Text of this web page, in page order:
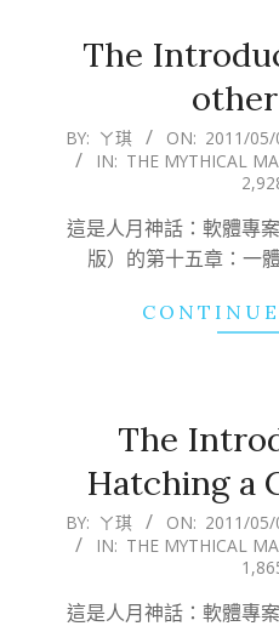
The
2011-
05-
BY: ㄚ琪 ON: 2011/05/
IN: THE MYTHICAL
這是人月神話：軟體專
版）的第十五章：一
The
Hatching a
2011-
05-
BY: ㄚ琪 ON: 2011/05/
IN: THE MYTHICAL
這是人月神話：軟體專